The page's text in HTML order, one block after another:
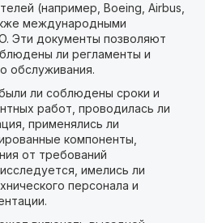
(например, Boeing, Airbus,
международными
Эти документы позволяют
ли регламенты и
обслуживания.
ли соблюдены сроки и
работ, проводилась ли
применялись ли
компоненты,
от требований
имелись ли
персонала и